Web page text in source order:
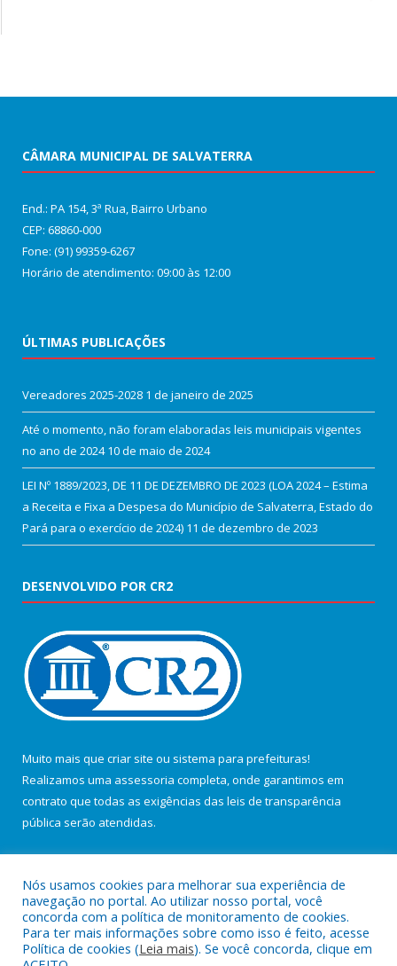
CÂMARA MUNICIPAL DE SALVATERRA
End.: PA 154, 3ª Rua, Bairro Urbano
CEP: 68860‑000
Fone: (91) 99359-6267
Horário de atendimento: 09:00 às 12:00
ÚLTIMAS PUBLICAÇÕES
Vereadores 2025-2028 1 de janeiro de 2025
Até o momento, não foram elaboradas leis municipais vigentes
no ano de 2024 10 de maio de 2024
LEI Nº 1889/2023, DE 11 DE DEZEMBRO DE 2023 (LOA 2024 – Estima
a Receita e Fixa a Despesa do Município de Salvaterra, Estado do
Pará para o exercício de 2024) 11 de dezembro de 2023
DESENVOLVIDO POR CR2
Muito mais que criar site ou sistema para prefeituras!
Realizamos uma assessoria completa, onde garantimos em
contrato que todas as exigências das leis de transparência
pública serão atendidas.
Todos os direitos reservados a Câmara Municipal de Salvaterra.
Nós usamos cookies para melhorar sua experiência de
navegação no portal. Ao utilizar nosso portal, você
concorda com a política de monitoramento de cookies.
Para ter mais informações sobre como isso é feito, acesse
Política de cookies (Leia mais). Se você concorda, clique em